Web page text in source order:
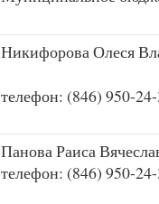
Никифорова Олеся
телефон: (846) 950-
Панова Раиса
телефон: (846) 950-